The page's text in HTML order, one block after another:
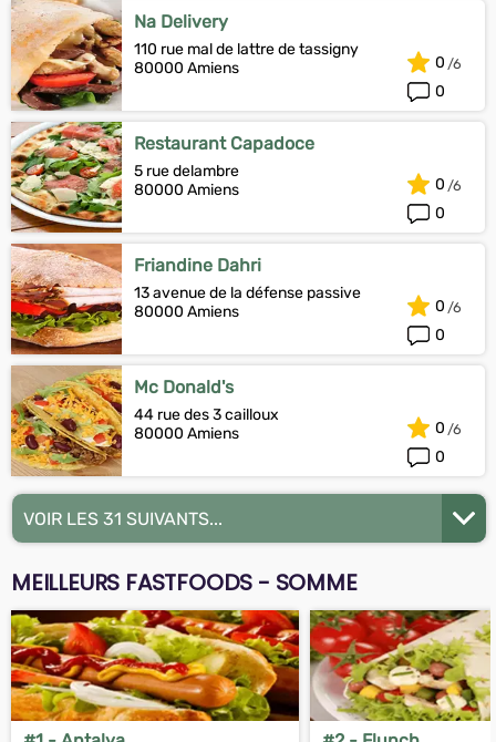
Na Delivery
110 rue mal de lattre de tassigny
80000 Amiens
0
0
Restaurant Capadoce
5 rue delambre
80000 Amiens
0
0
Friandine Dahri
13 avenue de la défense passive
80000 Amiens
0
0
Mc Donald's
44 rue des 3 cailloux
80000 Amiens
0
0
VOIR LES 31 SUIVANTS...
MEILLEURS FASTFOODS - SOMME